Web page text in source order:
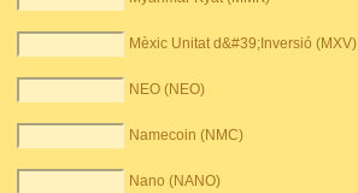
Mèxic Unitat d&#39;Inversió (MXV)
NEO (NEO)
Namecoin (NMC)
Nano (NANO)